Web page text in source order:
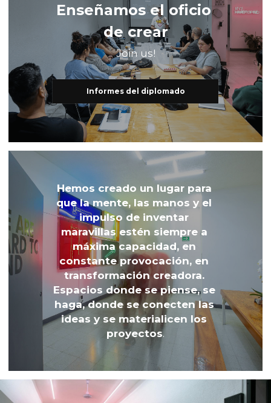
Enseñamos el oficio
de crear
Join us!
Informes del diplomado
Hemos creado un lugar para
que la mente, las manos y el
impulso de inventar
maravillas estén siempre a
máxima capacidad, en
constante provocación, en
transformación creadora.
Espacios donde se piense, se
haga, donde se conecten las
ideas y se materialicen los
proyectos.